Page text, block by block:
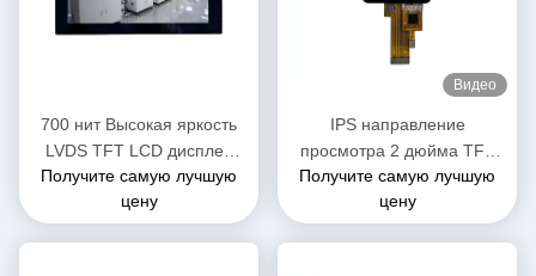
700 нит Высокая яркость
LVDS TFT LCD дисплей
10,1 дюйма OEM ODM
1920x1200
Получите самую лучшую
цену
Видео
IPS направление
просмотра 2 дюйма TFT
LCD-модуль дисплей с
SPI3 / 4 линейный
интерфейс
Получите самую лучшую
цену